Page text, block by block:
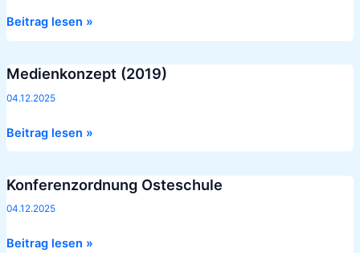
Beitrag lesen »
Medienkonzept (2019)
04.12.2025
Medienkonzept
(2019)
Beitrag lesen »
Konferenzordnung Osteschule
04.12.2025
Konferenzordnung
Osteschule
Beitrag lesen »